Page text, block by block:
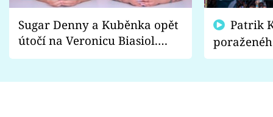
Sugar Denny a Kuběnka opět
útočí na Veronicu Biasiol.
Proč je podle nich falešná a
fanoušci